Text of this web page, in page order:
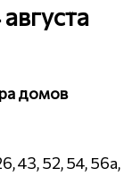
домов
43, 52, 54, 56а,